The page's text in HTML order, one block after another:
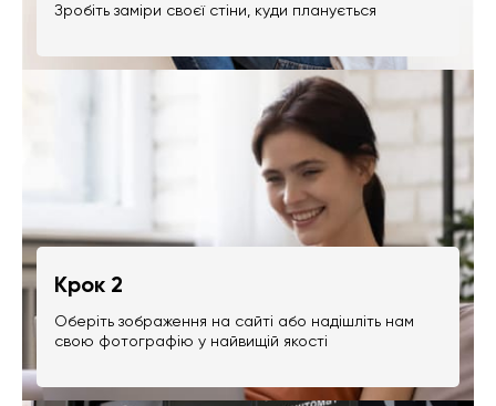
Зробіть заміри своєї стіни, куди планується
Крок 2
Оберіть зображення на сайті або надішліть нам
свою фотографію у найвищій якості